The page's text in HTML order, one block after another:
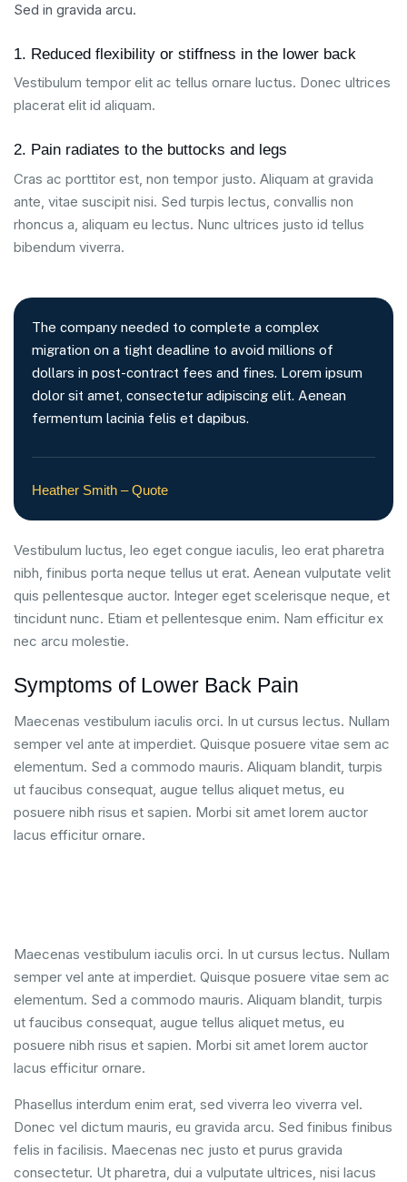
Sed in gravida arcu.
1. Reduced flexibility or stiffness in the lower back
Vestibulum tempor elit ac tellus ornare luctus. Donec ultrices
placerat elit id aliquam.
2. Pain radiates to the buttocks and legs
Cras ac porttitor est, non tempor justo. Aliquam at gravida
ante, vitae suscipit nisi. Sed turpis lectus, convallis non
rhoncus a, aliquam eu lectus. Nunc ultrices justo id tellus
bibendum viverra.
The company needed to complete a complex
migration on a tight deadline to avoid millions of
dollars in post-contract fees and fines. Lorem ipsum
dolor sit amet, consectetur adipiscing elit. Aenean
fermentum lacinia felis et dapibus.
Heather Smith – Quote
Vestibulum luctus, leo eget congue iaculis, leo erat pharetra
nibh, finibus porta neque tellus ut erat. Aenean vulputate velit
quis pellentesque auctor. Integer eget scelerisque neque, et
tincidunt nunc. Etiam et pellentesque enim. Nam efficitur ex
nec arcu molestie.
Symptoms of Lower Back Pain
Maecenas vestibulum iaculis orci. In ut cursus lectus. Nullam
semper vel ante at imperdiet. Quisque posuere vitae sem ac
elementum. Sed a commodo mauris. Aliquam blandit, turpis
ut faucibus consequat, augue tellus aliquet metus, eu
posuere nibh risus et sapien. Morbi sit amet lorem auctor
lacus efficitur ornare.
Maecenas vestibulum iaculis orci. In ut cursus lectus. Nullam
semper vel ante at imperdiet. Quisque posuere vitae sem ac
elementum. Sed a commodo mauris. Aliquam blandit, turpis
ut faucibus consequat, augue tellus aliquet metus, eu
posuere nibh risus et sapien. Morbi sit amet lorem auctor
lacus efficitur ornare.
Phasellus interdum enim erat, sed viverra leo viverra vel.
Donec vel dictum mauris, eu gravida arcu. Sed finibus finibus
felis in facilisis. Maecenas nec justo et purus gravida
consectetur. Ut pharetra, dui a vulputate ultrices, nisi lacus